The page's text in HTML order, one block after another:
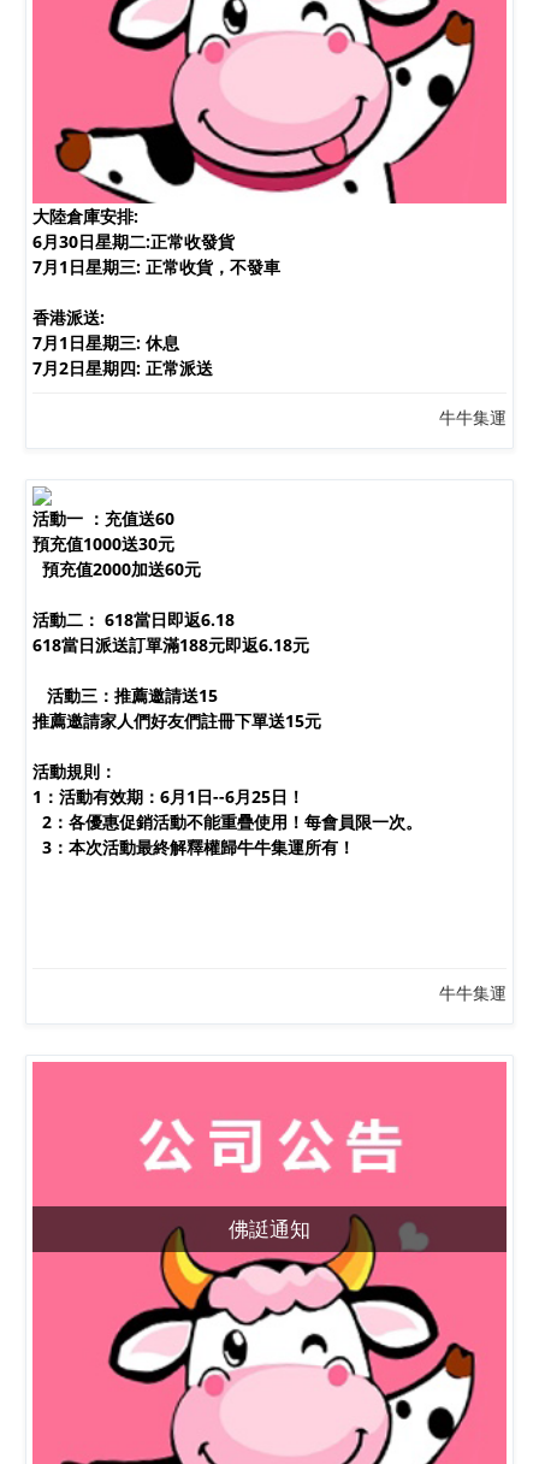
大陸倉庫安排:
6月30日星期二:正常收發貨
7月1日星期三: 正常收貨，不發車
香港派送:
7月1日星期三: 休息
7月2日星期四: 正常派送
牛牛集運
618活動
活動一 ：充值送60
預充值1000送30元
預充值2000加送60元
活動二： 618當日即返6.18
618當日派送訂單滿188元即返6.18元
活動三：推薦邀請送15
推薦邀請家人們好友們註冊下單送15元
活動規則：
1：活動有效期：6月1日--6月25日！
2：各優惠促銷活動不能重疊使用！每會員限一次。
3：本次活動最終解釋權歸牛牛集運所有！
牛牛集運
佛誔通知